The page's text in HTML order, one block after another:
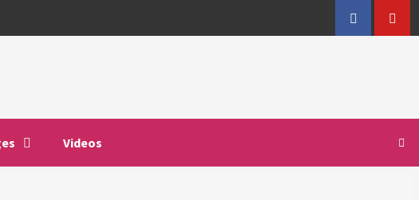
Facebook
Videos